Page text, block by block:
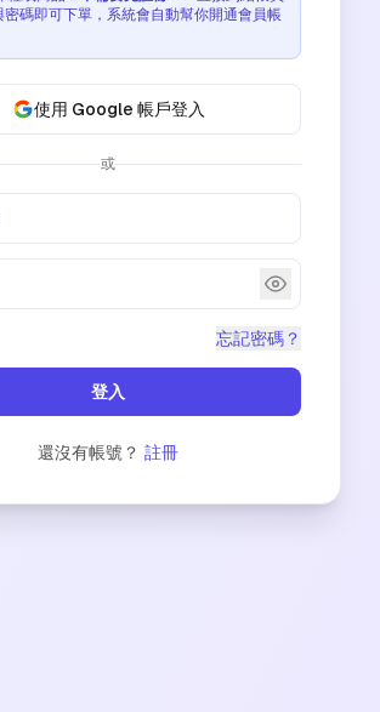
密碼即可下單，系統會自動幫你開通會員帳
使用 Google 帳戶登入
或
忘記密碼？
登入
還沒有帳號？ 註冊